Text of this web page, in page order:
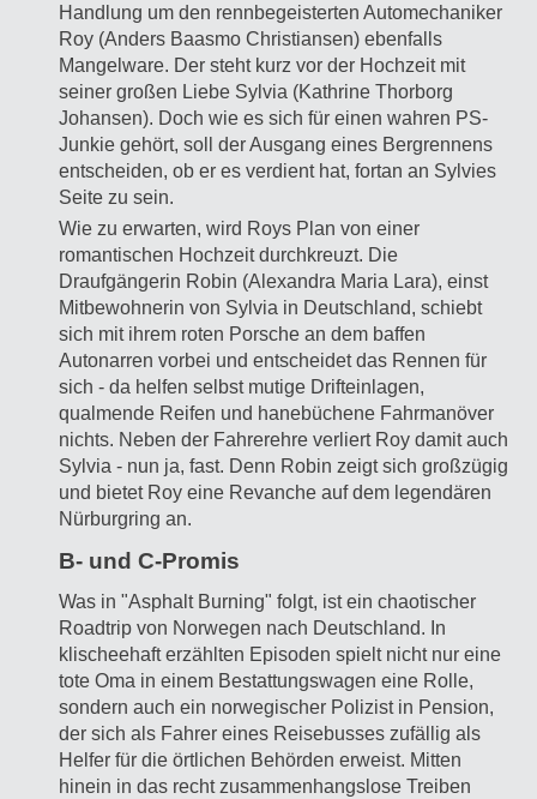
Handlung um den rennbegeisterten Automechaniker
Roy (Anders Baasmo Christiansen) ebenfalls
Mangelware. Der steht kurz vor der Hochzeit mit
seiner großen Liebe Sylvia (Kathrine Thorborg
Johansen). Doch wie es sich für einen wahren PS-
Junkie gehört, soll der Ausgang eines Bergrennens
entscheiden, ob er es verdient hat, fortan an Sylvies
Seite zu sein.
Wie zu erwarten, wird Roys Plan von einer
romantischen Hochzeit durchkreuzt. Die
Draufgängerin Robin (Alexandra Maria Lara), einst
Mitbewohnerin von Sylvia in Deutschland, schiebt
sich mit ihrem roten Porsche an dem baffen
Autonarren vorbei und entscheidet das Rennen für
sich - da helfen selbst mutige Drifteinlagen,
qualmende Reifen und hanebüchene Fahrmanöver
nichts. Neben der Fahrerehre verliert Roy damit auch
Sylvia - nun ja, fast. Denn Robin zeigt sich großzügig
und bietet Roy eine Revanche auf dem legendären
Nürburgring an.
B- und C-Promis
Was in "Asphalt Burning" folgt, ist ein chaotischer
Roadtrip von Norwegen nach Deutschland. In
klischeehaft erzählten Episoden spielt nicht nur eine
tote Oma in einem Bestattungswagen eine Rolle,
sondern auch ein norwegischer Polizist in Pension,
der sich als Fahrer eines Reisebusses zufällig als
Helfer für die örtlichen Behörden erweist. Mitten
hinein in das recht zusammenhangslose Treiben